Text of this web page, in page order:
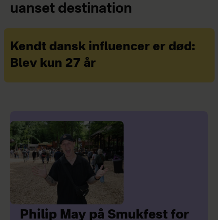
uanset destination
Kendt dansk influencer er død:
Blev kun 27 år
Philip May på Smukfest for